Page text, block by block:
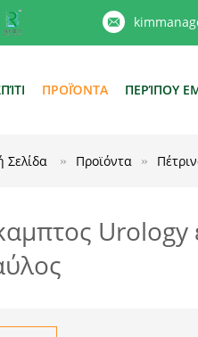
ΠΡΟΪΌΝΤΑ ΠΕΡΊΠΟΥ
Σελίδα Προϊόντα
Urology